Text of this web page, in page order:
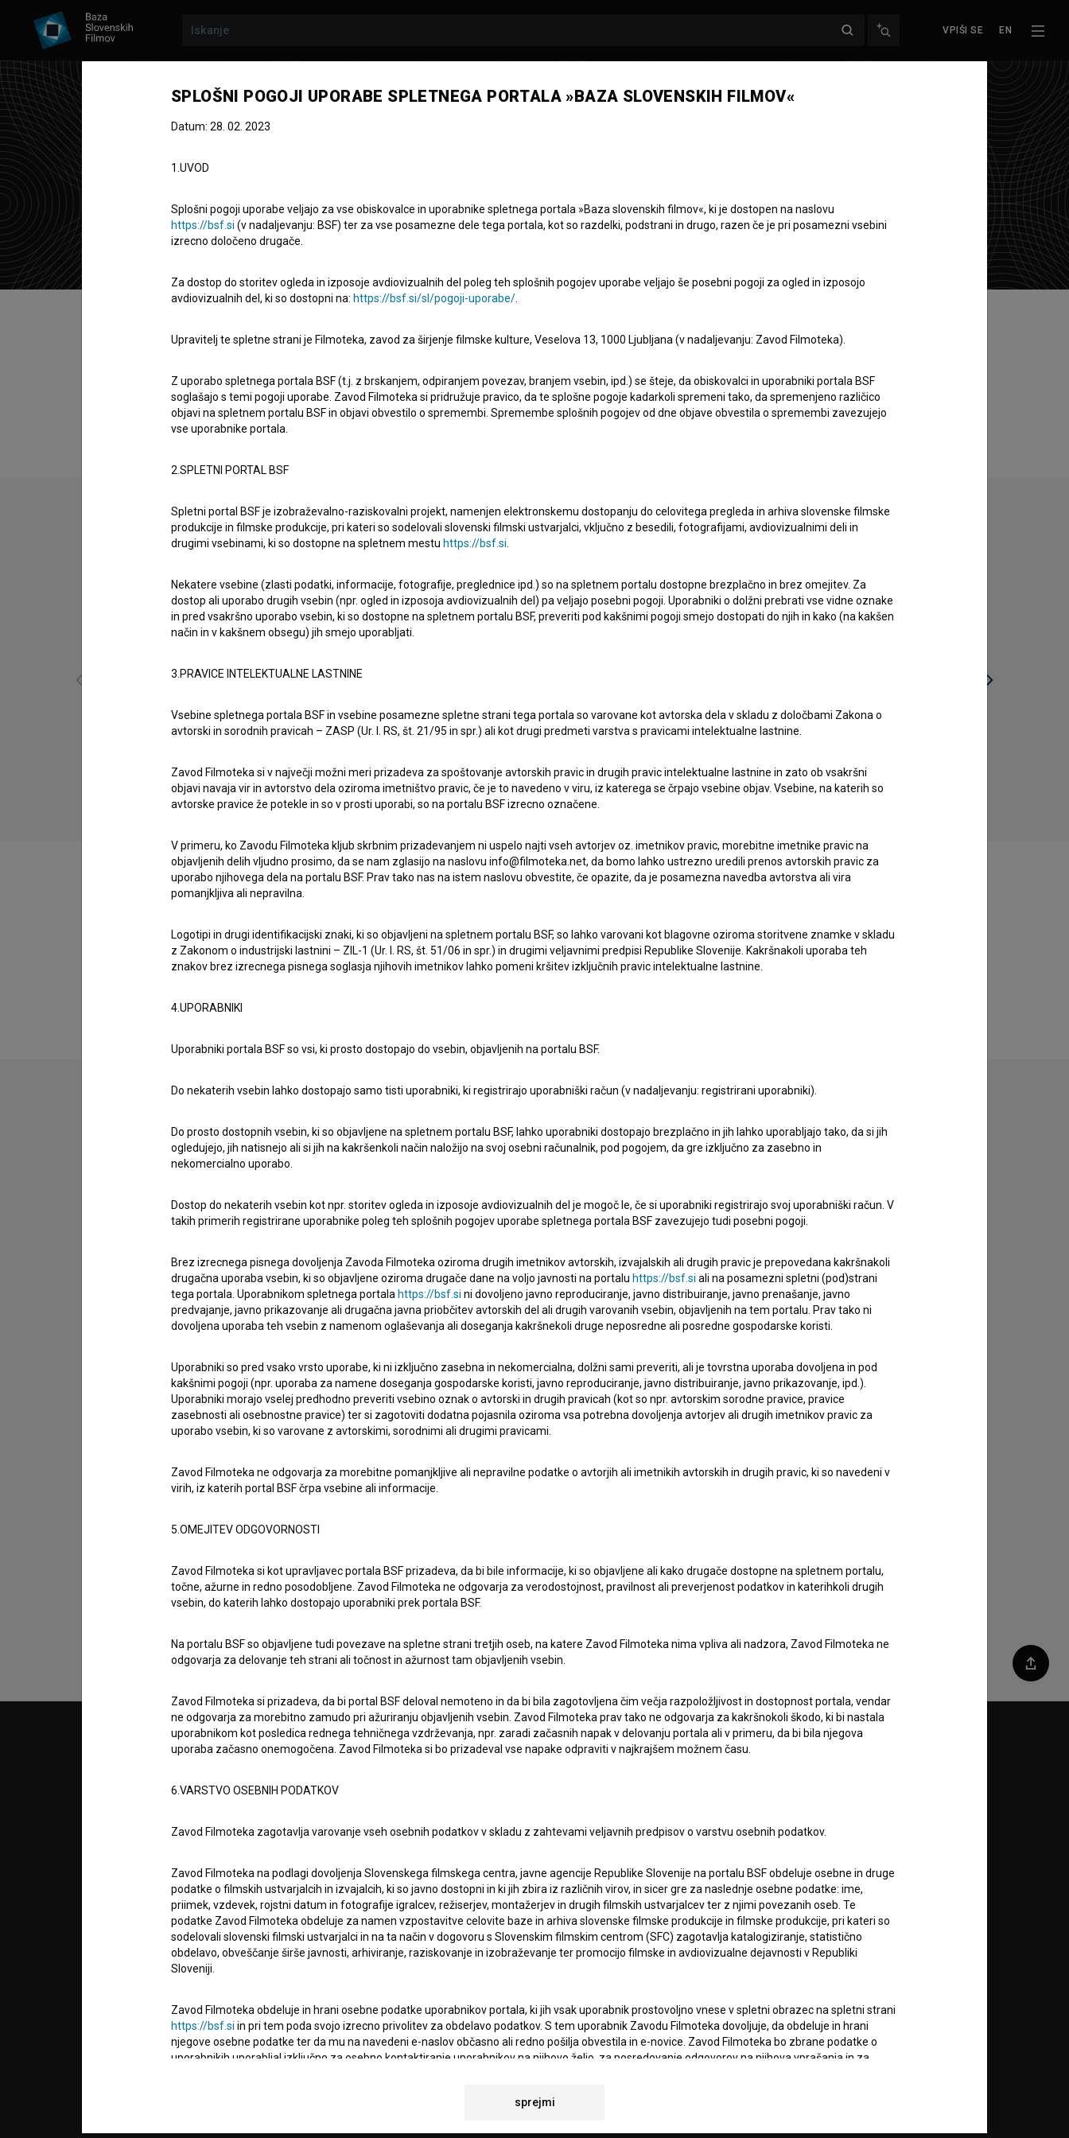
VPIŠI SE EN
Ivo Daneu je nastopajoči. Najnovejši projekti, kjer je nastopil, soMilice 2 (2017),50 Let Hale Tivoli
Spomini med koši – Ivo Daneu (2005) .
Oglejte si
Slovenia Tourist & Anti-terrorist Guide
komedija, vojni
Azulejo ali vizualna iluzija (2013) Sončni krik (1968)
Spoštovani, s pomočjo spodnjega obrazca lahko stopite v stik z uredništvom Baze slovenskih filmov. Veseli bomo vaših odzivov.
prijavljam napako
želim dodati podatke
podatkov.
Deli
© 2018-2026, Filmoteka,
zavod za širjenje filmske kulture
info@filmoteka.si
Mednarodna številka ISSN 2670-787X
Projekt sofinancira:
PARTNERJI
POGOJI UPORABE
STATISTIKA
KONTAKT
POGOSTA
VPRAŠANJA
PRIJAVITE SE NA BSF NOVIČNIK:
Sprejemamsplošne pogoje in dajemsoglasjeza
zbiranje, hrambo in obdelavo osebnih podatkov.
Sledite nam na:
RSS novice
Podprite nas z donacijo na
TRR: SI56 6100 0001 5706
684,
ali s kreditno kartico:
SPLOŠNI POGOJI UPORABE SPLETNEGA PORTALA »BAZA SLOVENSKIH FILMOV«
Datum: 28. 02. 2023
1.UVOD
Splošni pogoji uporabe veljajo za vse obiskovalce in uporabnike spletnega portala »Baza slovenskih filmov«, ki je dostopen na naslovu
https://bsf.si (v nadaljevanju: BSF) ter za vse posamezne dele tega portala, kot so razdelki, podstrani in drugo, razen če je pri posamezni vsebini
izrecno določeno drugače.
Za dostop do storitev ogleda in izposoje avdiovizualnih del poleg teh splošnih pogojev uporabe veljajo še posebni pogoji za ogled in izposojo
avdiovizualnih del, ki so dostopni na: https://bsf.si/sl/pogoji-uporabe/
Upravitelj te spletne strani je Filmoteka, zavod za širjenje filmske kulture, Veselova 13, 1000 Ljubljana (v nadaljevanju: Zavod Filmoteka).
Z uporabo spletnega portala BSF (t.j. z brskanjem, odpiranjem povezav, branjem vsebin, ipd.) se šteje, da obiskovalci in uporabniki portala BSF
soglašajo s temi pogoji uporabe. Zavod Filmoteka si pridružuje pravico, da te splošne pogoje kadarkoli spremeni tako, da spremenjeno različico
objavi na spletnem portalu BSF in objavi obvestilo o spremembi. Spremembe splošnih pogojev od dne objave obvestila o spremembi zavezujejo
vse uporabnike portala.
2.SPLETNI PORTAL BSF
Spletni portal BSF je izobraževalno-raziskovalni projekt, namenjen elektronskemu dostopanju do celovitega pregleda in arhiva slovenske filmske
produkcije in filmske produkcije, pri kateri so sodelovali slovenski filmski ustvarjalci, vključno z besedili, fotografijami, avdiovizualnimi deli in
drugimi vsebinami, ki so dostopne na spletnem mestu https://bsf.si
Nekatere vsebine (zlasti podatki, informacije, fotografije, preglednice ipd.) so na spletnem portalu dostopne brezplačno in brez omejitev. Za
dostop ali uporabo drugih vsebin (npr. ogled in izposoja avdiovizualnih del) pa veljajo posebni pogoji. Uporabniki o dolžni prebrati vse vidne oznake
in pred vsakršno uporabo vsebin, ki so dostopne na spletnem portalu BSF, preveriti pod kakšnimi pogoji smejo dostopati do njih in kako (na kakšen
način in v kakšnem obsegu) jih smejo uporabljati.
3.PRAVICE INTELEKTUALNE LASTNINE
Vsebine spletnega portala BSF in vsebine posamezne spletne strani tega portala so varovane kot avtorska dela v skladu z določbami Zakona o
avtorski in sorodnih pravicah – ZASP (Ur. l. RS, št. 21/95 in spr.) ali kot drugi predmeti varstva s pravicami intelektualne lastnine.
Zavod Filmoteka si v največji možni meri prizadeva za spoštovanje avtorskih pravic in drugih pravic intelektualne lastnine in zato ob vsakršni
objavi navaja vir in avtorstvo dela oziroma imetništvo pravic, če je to navedeno v viru, iz katerega se črpajo vsebine objav. Vsebine, na katerih so
avtorske pravice že potekle in so v prosti uporabi, so na portalu BSF izrecno označene.
V primeru, ko Zavodu Filmoteka kljub skrbnim prizadevanjem ni uspelo najti vseh avtorjev oz. imetnikov pravic, morebitne imetnike pravic na
objavljenih delih vljudno prosimo, da se nam zglasijo na naslovu info@filmoteka.net, da bomo lahko ustrezno uredili prenos avtorskih pravic za
uporabo njihovega dela na portalu BSF. Prav tako nas na istem naslovu obvestite, če opazite, da je posamezna navedba avtorstva ali vira
pomanjkljiva ali nepravilna.
Logotipi in drugi identifikacijski znaki, ki so objavljeni na spletnem portalu BSF, so lahko varovani kot blagovne oziroma storitvene znamke v skladu
z Zakonom o industrijski lastnini – ZIL-1 (Ur. l. RS, št. 51/06 in spr.) in drugimi veljavnimi predpisi Republike Slovenije. Kakršnakoli uporaba teh
znakov brez izrecnega pisnega soglasja njihovih imetnikov lahko pomeni kršitev izključnih pravic intelektualne lastnine.
4.UPORABNIKI
Uporabniki portala BSF so vsi, ki prosto dostopajo do vsebin, objavljenih na portalu BSF.
Do nekaterih vsebin lahko dostopajo samo tisti uporabniki, ki registrirajo uporabniški račun (v nadaljevanju: registrirani uporabniki).
Do prosto dostopnih vsebin, ki so objavljene na spletnem portalu BSF, lahko uporabniki dostopajo brezplačno in jih lahko uporabljajo tako, da si jih
ogledujejo, jih natisnejo ali si jih na kakršenkoli način naložijo na svoj osebni računalnik, pod pogojem, da gre izključno za zasebno in
nekomercialno uporabo.
Dostop do nekaterih vsebin kot npr. storitev ogleda in izposoje avdiovizualnih del je mogoč le, če si uporabniki registrirajo svoj uporabniški račun. V
takih primerih registrirane uporabnike poleg teh splošnih pogojev uporabe spletnega portala BSF zavezujejo tudi posebni pogoji.
Brez izrecnega pisnega dovoljenja Zavoda Filmoteka oziroma drugih imetnikov avtorskih, izvajalskih ali drugih pravic je prepovedana kakršnakoli
drugačna uporaba vsebin, ki so objavljene oziroma drugače dane na voljo javnosti na portalu https://bsf.si ali na posamezni spletni (pod)strani
tega portala. Uporabnikom spletnega portala https://bsf.si ni dovoljeno javno reproduciranje, javno distribuiranje, javno prenašanje, javno
predvajanje, javno prikazovanje ali drugačna javna priobčitev avtorskih del ali drugih varovanih vsebin, objavljenih na tem portalu. Prav tako ni
dovoljena uporaba teh vsebin z namenom oglaševanja ali doseganja kakršnekoli druge neposredne ali posredne gospodarske koristi.
Uporabniki so pred vsako vrsto uporabe, ki ni izključno zasebna in nekomercialna, dolžni sami preveriti, ali je tovrstna uporaba dovoljena in pod
kakšnimi pogoji (npr. uporaba za namene doseganja gospodarske koristi, javno reproduciranje, javno distribuiranje, javno prikazovanje, ipd.).
Uporabniki morajo vselej predhodno preveriti vsebino oznak o avtorski in drugih pravicah (kot so npr. avtorskim sorodne pravice, pravice
zasebnosti ali osebnostne pravice) ter si zagotoviti dodatna pojasnila oziroma vsa potrebna dovoljenja avtorjev ali drugih imetnikov pravic za
uporabo vsebin, ki so varovane z avtorskimi, sorodnimi ali drugimi pravicami.
Zavod Filmoteka ne odgovarja za morebitne pomanjkljive ali nepravilne podatke o avtorjih ali imetnikih avtorskih in drugih pravic, ki so navedeni v
virih, iz katerih portal BSF črpa vsebine ali informacije.
5.OMEJITEV ODGOVORNOSTI
Zavod Filmoteka si kot upravljavec portala BSF prizadeva, da bi bile informacije, ki so objavljene ali kako drugače dostopne na spletnem portalu,
točne, ažurne in redno posodobljene. Zavod Filmoteka ne odgovarja za verodostojnost, pravilnost ali preverjenost podatkov in katerihkoli drugih
vsebin, do katerih lahko dostopajo uporabniki prek portala BSF.
Na portalu BSF so objavljene tudi povezave na spletne strani tretjih oseb, na katere Zavod Filmoteka nima vpliva ali nadzora, Zavod Filmoteka ne
odgovarja za delovanje teh strani ali točnost in ažurnost tam objavljenih vsebin.
Zavod Filmoteka si prizadeva, da bi portal BSF deloval nemoteno in da bi bila zagotovljena čim večja razpoložljivost in dostopnost portala, vendar
ne odgovarja za morebitno zamudo pri ažuriranju objavljenih vsebin. Zavod Filmoteka prav tako ne odgovarja za kakršnokoli škodo, ki bi nastala
uporabnikom kot posledica rednega tehničnega vzdrževanja, npr. zaradi začasnih napak v delovanju portala ali v primeru, da bi bila njegova
uporaba začasno onemogočena. Zavod Filmoteka si bo prizadeval vse napake odpraviti v najkrajšem možnem času.
6.VARSTVO OSEBNIH PODATKOV
Zavod Filmoteka zagotavlja varovanje vseh osebnih podatkov v skladu z zahtevami veljavnih predpisov o varstvu osebnih podatkov.
Zavod Filmoteka na podlagi dovoljenja Slovenskega filmskega centra, javne agencije Republike Slovenije na portalu BSF obdeluje osebne in druge
podatke o filmskih ustvarjalcih in izvajalcih, ki so javno dostopni in ki jih zbira iz različnih virov, in sicer gre za naslednje osebne podatke: ime,
priimek, vzdevek, rojstni datum in fotografije igralcev, režiserjev, montažerjev in drugih filmskih ustvarjalcev ter z njimi povezanih oseb. Te
podatke Zavod Filmoteka obdeluje za namen vzpostavitve celovite baze in arhiva slovenske filmske produkcije in filmske produkcije, pri kateri so
sodelovali slovenski filmski ustvarjalci in na ta način v dogovoru s Slovenskim filmskim centrom (SFC) zagotavlja katalogiziranje, statistično
obdelavo, obveščanje širše javnosti, arhiviranje, raziskovanje in izobraževanje ter promocijo filmske in avdiovizualne dejavnosti v Republiki
Sloveniji.
Zavod Filmoteka obdeluje in hrani osebne podatke uporabnikov portala, ki jih vsak uporabnik prostovoljno vnese v spletni obrazec na spletni strani
https://bsf.si in pri tem poda svojo izrecno privolitev za obdelavo podatkov. S tem uporabnik Zavodu Filmoteka dovoljuje, da obdeluje in hrani
njegove osebne podatke ter da mu na navedeni e-naslov občasno ali redno pošilja obvestila in e-novice. Zavod Filmoteka bo zbrane podatke o
uporabnikih uporabljal izključno za osebno kontaktiranje uporabnikov na njihovo željo, za posredovanje odgovorov na njihova vprašanja in za
čemer bodo statistični podatki oz. podatki analitike spletnih strani vselej anonimizirani.
sprejmi